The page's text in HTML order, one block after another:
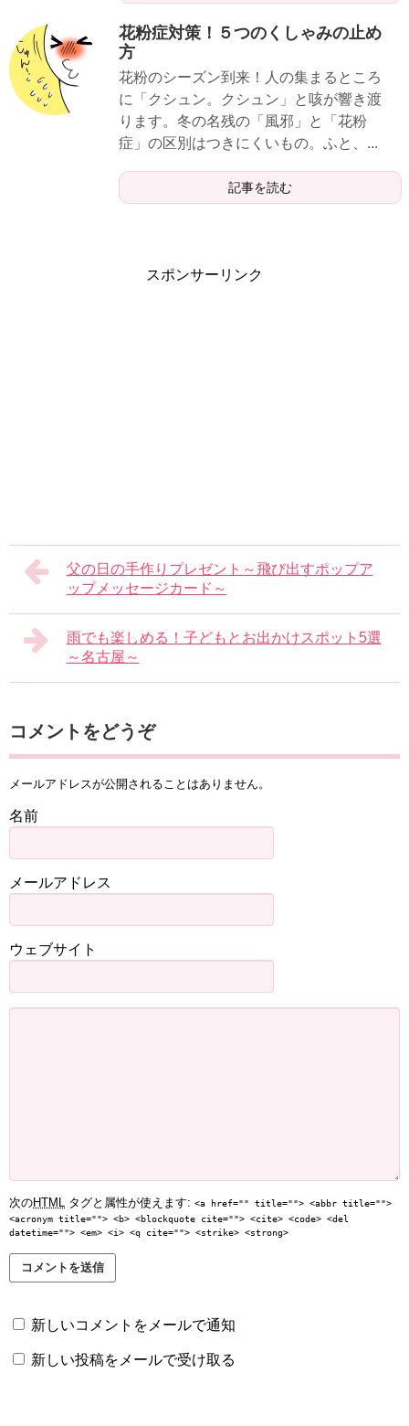
花粉症対策！５つのくしゃみの止め
方
花粉のシーズン到来！人の集まるところ
に「クシュン。クシュン」と咳が響き渡
ります。冬の名残の「風邪」と「花粉
症」の区別はつきにくいもの。ふと、...
記事を読む
スポンサーリンク
父の日の手作りプレゼント～飛び出すポップア
ップメッセージカード～
雨でも楽しめる！子どもとお出かけスポット5選
～名古屋～
コメントをどうぞ
メールアドレスが公開されることはありません。
名前
メールアドレス
ウェブサイト
次のHTML タグと属性が使えます: <a href="" title=""> <abbr title="">
<acronym title=""> <b> <blockquote cite=""> <cite> <code> <del
datetime=""> <em> <i> <q cite=""> <strike> <strong>
新しいコメントをメールで通知
新しい投稿をメールで受け取る